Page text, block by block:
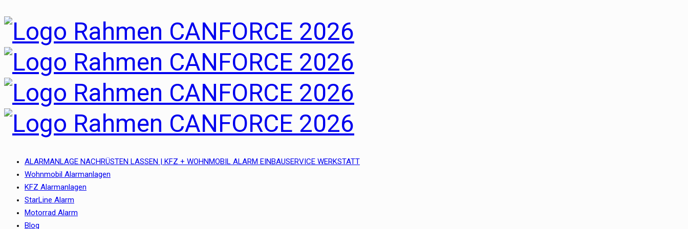
ALARMANLAGE NACHRÜSTEN LASSEN | KFZ + WOHNMOBIL ALARM EINBAUSERVICE WERKSTATT
Wohnmobil Alarmanlagen
KFZ Alarmanlagen
StarLine Alarm
Motorrad Alarm
Blog